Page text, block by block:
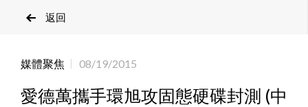
返回
媒體聚焦 08/19/2015
愛德萬攜手環旭攻固態硬碟封測 (中